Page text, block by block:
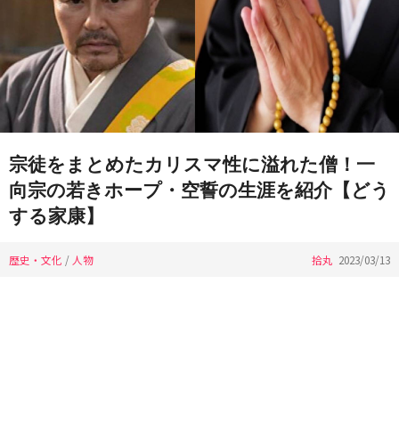
宗徒をまとめたカリスマ性に溢れた僧！一
向宗の若きホープ・空誓の生涯を紹介【どう
する家康】
歴史・文化 / 人物 拾丸 2023/03/13